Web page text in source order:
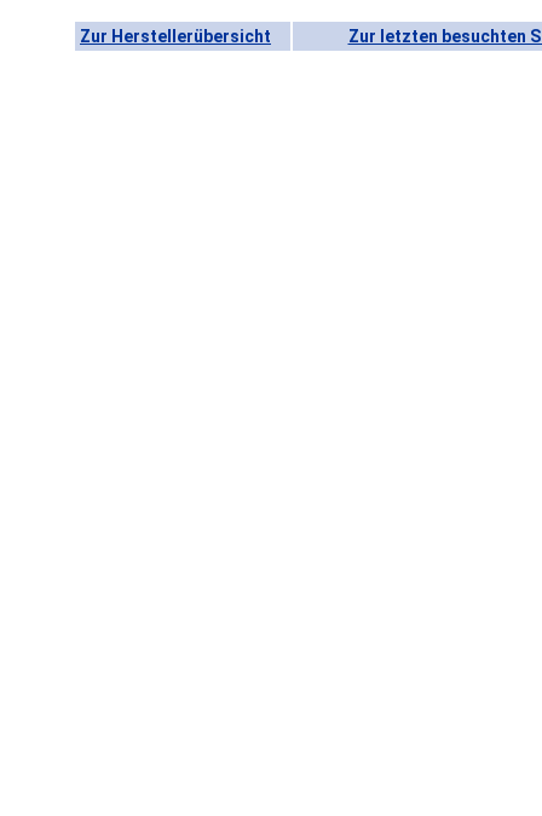
Zur Herstellerübersicht Zur letzten besuchten